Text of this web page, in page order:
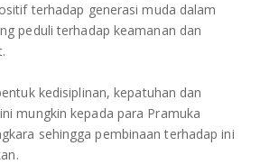
terhadap generasi muda dalam
peduli terhadap keamanan dan
kedisiplinan, kepatuhan dan
mungkin kepada para Pramuka
sehingga pembinaan terhadap ini